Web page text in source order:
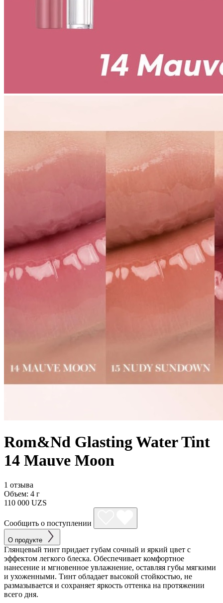
Rom&Nd Glasting Water Tint
14 Mauve Moon
1 отзыва
Объем: 4 г
110 000 UZS
Сообщить о поступлении
О продукте
Глянцевый тинт придает губам сочный и яркий цвет с
эффектом легкого блеска. Обеспечивает комфортное
нанесение и мгновенное увлажнение, оставляя губы мягкими
и ухоженными. Тинт обладает высокой стойкостью, не
размазывается и сохраняет яркость оттенка на протяжении
всего дня.